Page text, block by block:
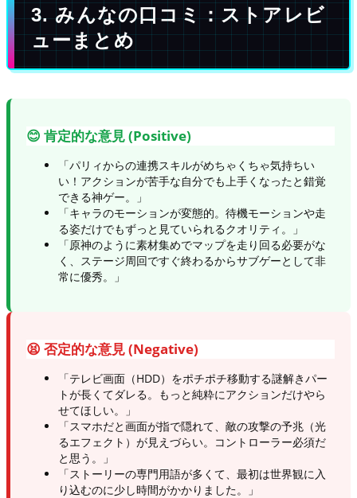
3. みんなの口コミ：ストアレビ
ューまとめ
😊 肯定的な意見 (Positive)
「パリィからの連携スキルがめちゃくちゃ気持ちい
い！アクションが苦手な自分でも上手くなったと錯覚
できる神ゲー。」
「キャラのモーションが変態的。待機モーションや走
る姿だけでもずっと見ていられるクオリティ。」
「原神のように素材集めでマップを走り回る必要がな
く、ステージ周回ですぐ終わるからサブゲーとして非
常に優秀。」
😫 否定的な意見 (Negative)
「テレビ画面（HDD）をポチポチ移動する謎解きパー
トが長くてダレる。もっと純粋にアクションだけやら
せてほしい。」
「スマホだと画面が指で隠れて、敵の攻撃の予兆（光
るエフェクト）が見えづらい。コントローラー必須だ
と思う。」
「ストーリーの専門用語が多くて、最初は世界観に入
り込むのに少し時間がかかりました。」